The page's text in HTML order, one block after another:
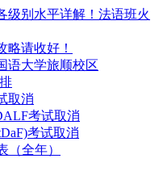
级别水平详解！法语班火
略请收好！
语大学旅顺校区
取消
考试取消
考试取消
（全年）